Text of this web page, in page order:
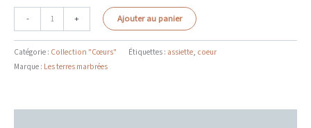
-
de
Assiette
creuse
à
+ Ajouter au panier
Catégorie : Collection "Cœurs" Étiquettes : assiette, coeur
Marque : Les terres marbrées